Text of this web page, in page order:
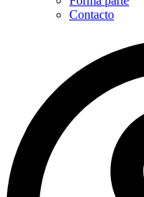
Contacto